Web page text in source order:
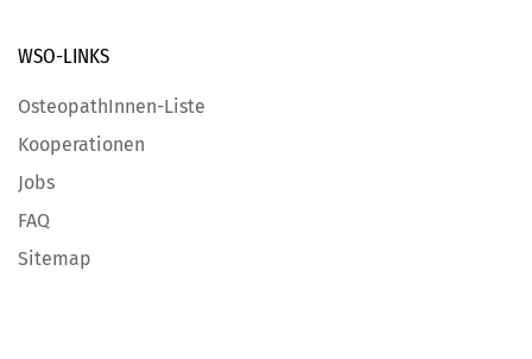
WSO-LINKS
OsteopathInnen-Liste
Kooperationen
Jobs
FAQ
Sitemap